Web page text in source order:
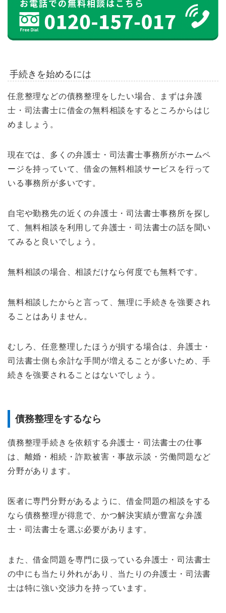
手続きを始めるには
任意整理などの債務整理をしたい場合、まずは弁護
士・司法書士に借金の無料相談をするところからはじ
めましょう。
現在では、多くの弁護士・司法書士事務所がホームペ
ージを持っていて、借金の無料相談サービスを行って
いる事務所が多いです。
自宅や勤務先の近くの弁護士・司法書士事務所を探し
て、無料相談を利用して弁護士・司法書士の話を聞い
てみると良いでしょう。
無料相談の場合、相談だけなら何度でも無料です。
無料相談したからと言って、無理に手続きを強要され
ることはありません。
むしろ、任意整理したほうが損する場合は、弁護士・
司法書士側も余計な手間が増えることが多いため、手
続きを強要されることはないでしょう。
債務整理をするなら
債務整理手続きを依頼する弁護士・司法書士の仕事
は、離婚・相続・詐欺被害・事故示談・労働問題など
分野があります。
医者に専門分野があるように、借金問題の相談をする
なら債務整理が得意で、かつ解決実績が豊富な弁護
士・司法書士を選ぶ必要があります。
また、借金問題を専門に扱っている弁護士・司法書士
の中にも当たり外れがあり、当たりの弁護士・司法書
士は特に強い交渉力を持っています。